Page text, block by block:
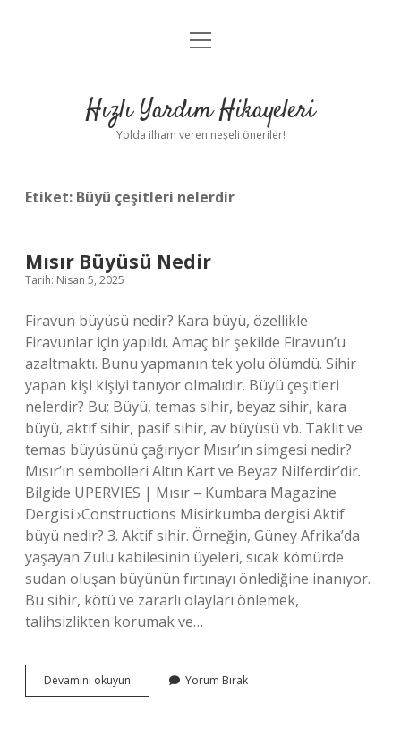
Anasayfa
Yasal Uyarı
menüyü
Hızlı Yardım Hikayeleri
Yolda ilham veren neşeli öneriler!
Etiket: Büyü çeşitleri nelerdir
Mısır Büyüsü Nedir
Tarih: Nisan 5, 2025
Firavun büyüsü nedir? Kara büyü, özellikle
Firavunlar için yapıldı. Amaç bir şekilde Firavun’u
azaltmaktı. Bunu yapmanın tek yolu ölümdü. Sihir
yapan kişi kişiyi tanıyor olmalıdır. Büyü çeşitleri
nelerdir? Bu; Büyü, temas sihir, beyaz sihir, kara
büyü, aktif sihir, pasif sihir, av büyüsü vb. Taklit ve
temas büyüsünü çağırıyor Mısır’ın simgesi nedir?
Mısır’ın sembolleri Altın Kart ve Beyaz Nilferdir’dir.
Bilgide UPERVIES | Mısır – Kumbara Magazine
Dergisi ›Constructions Misirkumba dergisi Aktif
büyü nedir? 3. Aktif sihir. Örneğin, Güney Afrika’da
yaşayan Zulu kabilesinin üyeleri, sıcak kömürde
sudan oluşan büyünün fırtınayı önlediğine inanıyor.
Bu sihir, kötü ve zararlı olayları önlemek,
talihsizlikten korumak ve…
Devamını okuyun
Büyüsü
Yorum Bırak